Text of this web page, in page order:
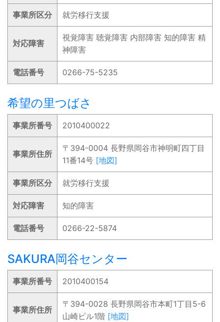
事業所区分 就労移行支援
対応障害
視覚障害 聴覚障害 内部障害 知的障害 精
神障害
電話番号 0266-75-5235
希望の里つばさ
事業所番号 2010400022
事業所住所
〒394-0004 長野県岡谷市神明町四丁目
11番14号 [地図]
事業所区分 就労移行支援
対応障害 知的障害
電話番号 0266-22-5874
SAKURA岡谷センター
事業所番号 2010400154
事業所住所
〒394-0028 長野県岡谷市本町1丁目5-6
山崎ビル1階 [地図]